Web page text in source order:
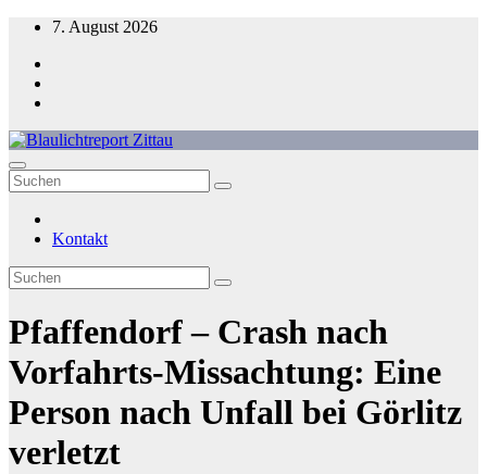
Zum
springen
7. August 2026
Blaulichtreport Zittau
Kontakt
Pfaffendorf – Crash nach
Vorfahrts-Missachtung: Eine
Person nach Unfall bei Görlitz
verletzt